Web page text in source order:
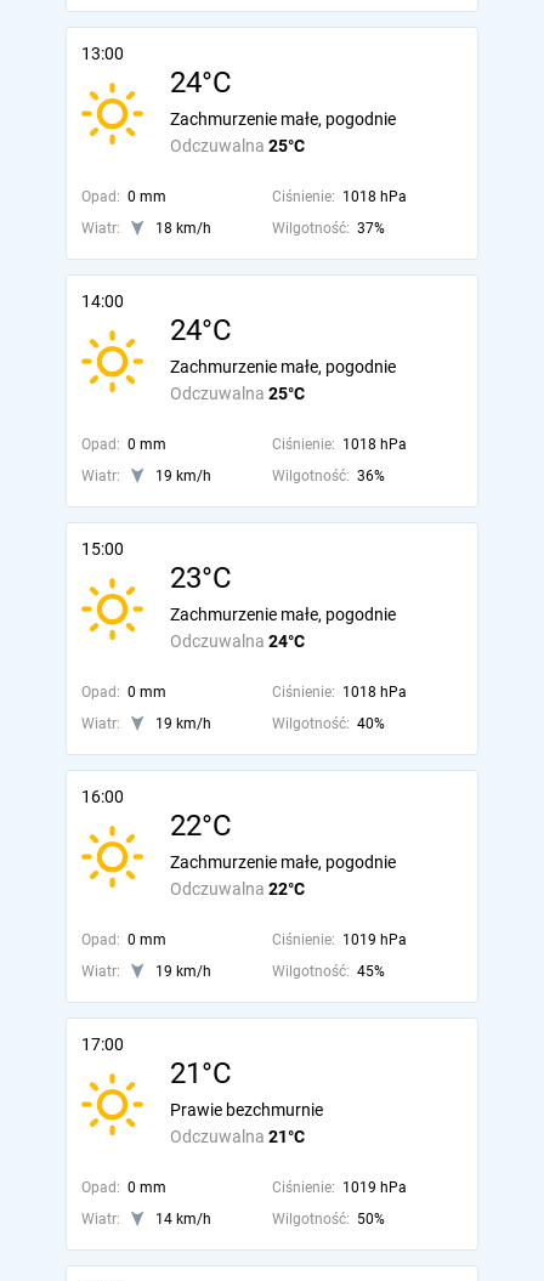
13:00
24°C
Odczuwalna 25°C
Zachmurzenie małe, pogodnie
Opad: 0 mm Ciśnienie: 1018 hPa
Wiatr:
18 km/h Wilgotność: 37%
14:00
24°C
Odczuwalna 25°C
Zachmurzenie małe, pogodnie
Opad: 0 mm Ciśnienie: 1018 hPa
Wiatr:
19 km/h Wilgotność: 36%
15:00
23°C
Odczuwalna 24°C
Zachmurzenie małe, pogodnie
Opad: 0 mm Ciśnienie: 1018 hPa
Wiatr:
19 km/h Wilgotność: 40%
16:00
22°C
Odczuwalna 22°C
Zachmurzenie małe, pogodnie
Opad: 0 mm Ciśnienie: 1019 hPa
Wiatr:
19 km/h Wilgotność: 45%
17:00
21°C
Odczuwalna 21°C
Prawie bezchmurnie
Opad: 0 mm Ciśnienie: 1019 hPa
Wiatr:
14 km/h Wilgotność: 50%